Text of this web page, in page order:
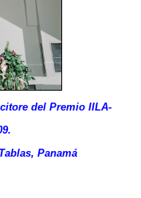
del Premio IILA-
Panam